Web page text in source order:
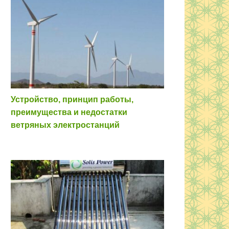
Устройство, принцип работы,
преимущества и недостатки
ветряных электростанций